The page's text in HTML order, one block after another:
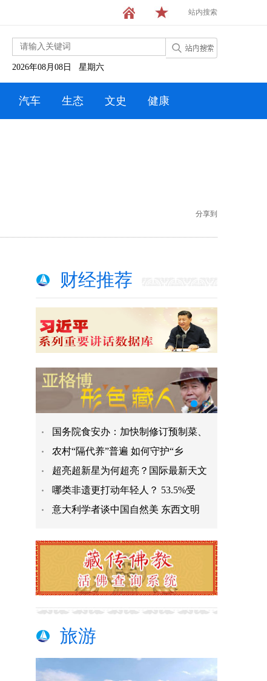
站内搜索
2026年08月08日 星期六
汽车 生态 文史 健康
分享到
财经推荐
国务院食安办：加快制修订预制菜、
农村“隔代养”普遍 如何守护“乡
超亮超新星为何超亮？国际最新天文
哪类非遗更打动年轻人？ 53.5%受
意大利学者谈中国自然美 东西文明
旅游